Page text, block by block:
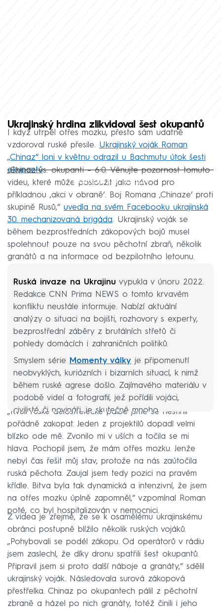
Ukrajinský hrdina zlikvidoval šest okupantů
I když utrpěl otřes mozku, přesto sám udatně
vzdoroval ruské přesile. Ukrajinský voják Roman
„Chinaz“ loni v květnu odrazil u Bachmutu útok šesti
okupantů.
Failed to fetch
„Chinaz vs. okupanti – 6:0. Věnujte pozornost tomuto
videu, které může posloužit jako návod pro
příkladnou ‚akci v obraně‘. Boj Romana ‚Chinaze‘ proti
skupině Rusů,“ uvedla na svém Facebooku ukrajinská
30. mechanizovaná brigáda. Ukrajinský voják se
během bezprostředních zákopových bojů musel
spolehnout pouze na svou pěchotní zbraň, několik
granátů a na informace od bezpilotního letounu.
Ruská invaze na Ukrajinu vypukla v únoru 2022.
Redakce CNN Prima NEWS o tomto krvavém
konfliktu neustále informuje. Nabízí aktuální
analýzy o situaci na bojišti, rozhovory s experty,
bezprostřední záběry z brutálních střetů či
pohledy domácích i zahraničních politiků.
Smyslem série Momenty války je připomenutí
neobvyklých, kuriózních i bizarních situací, k nimž
během ruské agrese došlo. Zajímavého materiálu v
podobě videí a fotografií, jež pořídili vojáci,
civilisté či novináři, je skutečně mnoho.
„Kvůli ruské dělostřelecké palbě jsme se nestihli
pořádně zakopat. Jeden z projektilů dopadl velmi
blízko ode mě. Zvonilo mi v uších a točila se mi
hlava. Pochopil jsem, že mám otřes mozku. Jenže
nebyl čas řešit můj stav, protože na nás zaútočila
ruská pěchota. Zaujal jsem tedy pozici na pravém
křídle. Bitva byla tak dynamická a intenzivní, že jsem
na otřes mozku úplně zapomněl,“ vzpomínal Roman
poté, co byl hospitalizován v nemocnici.
Z videa je zřejmé, že se k osamělému ukrajinskému
obránci postupně blížilo několik ruských vojáků.
„Pohybovali se podél zákopu. Od operátorů v rádiu
jsem zaslechl, že díky dronu spatřili šest okupantů.
Připravil jsem si proto další náboje a granáty,“ sdělil
ukrajinský voják. Následovala surová zákopová
přestřelka. Chinaz po okupantech pálil z pěchotní
zbraně a házel po nich granáty, totéž činili i jeho